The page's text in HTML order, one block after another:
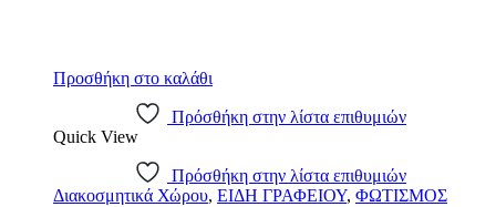
Προσθήκη στο καλάθι
Πρόσθήκη στην λίστα επιθυμιών
Quick View
Πρόσθήκη στην λίστα επιθυμιών
Διακοσμητικά Χώρου, ΕΙΔΗ ΓΡΑΦΕΙΟΥ, ΦΩΤΙΣΜΟΣ